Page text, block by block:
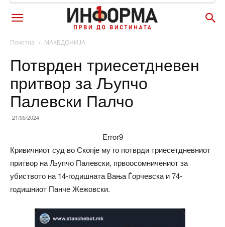
Почетна МАКЕДОНИЈА
Потврден триесетдневен
притвор за Љупчо
Палевски Палчо
21/05/2024
Error9
Кривичниот суд во Скопје му го потврди триесетдневниот
притвор на Љупчо Палевски, првоосомничениот за
убиството на 14-годишната Вања Ѓорчевска и 74-
годишниот Панче Жежовски.